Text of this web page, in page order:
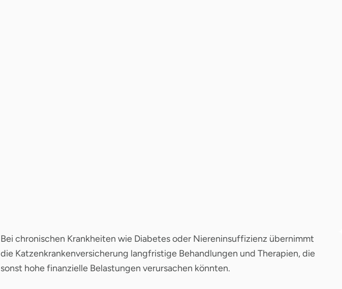
Bei chronischen Krankheiten wie Diabetes oder Niereninsuffizienz übernimmt
die Katzenkrankenversicherung langfristige Behandlungen und Therapien, die
sonst hohe finanzielle Belastungen verursachen könnten.